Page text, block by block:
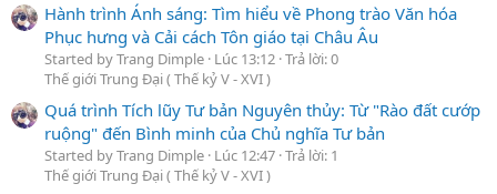
Hành trình Ánh sáng: Tìm hiểu về Phong trào Văn hóa
Phục hưng và Cải cách Tôn giáo tại Châu Âu
Started by Trang Dimple Lúc 13:12 Trả lời: 0
Thế giới Trung Đại ( Thế kỷ V - XVI )
Quá trình Tích lũy Tư bản Nguyên thủy: Từ "Rào đất cướp
ruộng" đến Bình minh của Chủ nghĩa Tư bản
Started by Trang Dimple Lúc 12:47 Trả lời: 1
Thế giới Trung Đại ( Thế kỷ V - XVI )